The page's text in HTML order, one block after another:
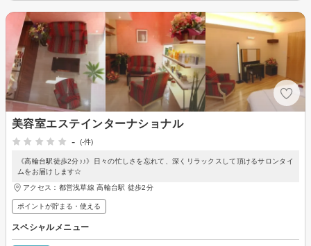
美容室エステインターナショナル
-
(-件)
《高輪台駅徒歩2分♪♪》日々の忙しさを忘れて、深くリラックスして頂けるサロンタイ
ムをお届けします☆
アクセス：都営浅草線 高輪台駅 徒歩2分
ポイントが貯まる・使える
スペシャルメニュー